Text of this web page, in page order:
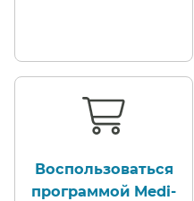
Воспользоваться
программой Medi-